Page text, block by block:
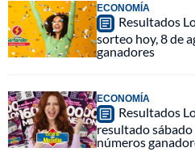
ECONOMÍA
Resultados
sorteo hoy, 8 de
ganadores
ECONOMÍA
Resultados
resultado
números